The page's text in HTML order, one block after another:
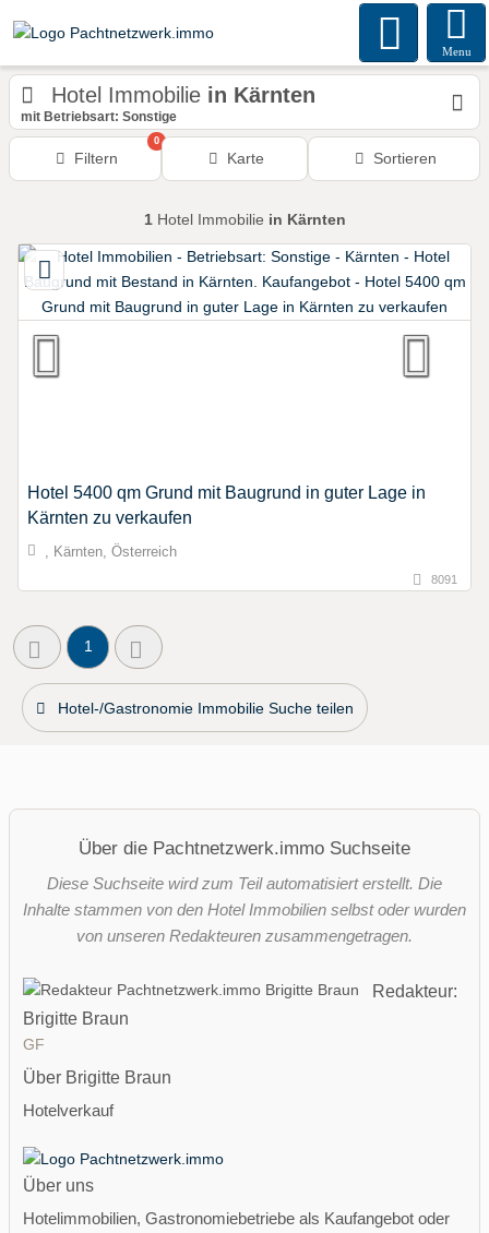
Menu
Hotel Immobilie in Kärnten
mit Betriebsart: Sonstige
Filtern
0
Karte Sortieren
1Hotel Immobilie in Kärnten
Hotel 5400 qm Grund mit Baugrund in guter Lage in
Kärnten zu verkaufen
, Kärnten, Österreich
8091
1
Hotel-/Gastronomie Immobilie Suche teilen
Über die Pachtnetzwerk.immo Suchseite
Diese Suchseite wird zum Teil automatisiert erstellt. Die
Inhalte stammen von den Hotel Immobilien selbst oder wurden
von unseren Redakteuren zusammengetragen.
Redakteur:
Brigitte Braun
GF
Über Brigitte Braun
Hotelverkauf
Über uns
Hotelimmobilien, Gastronomiebetriebe als Kaufangebot oder